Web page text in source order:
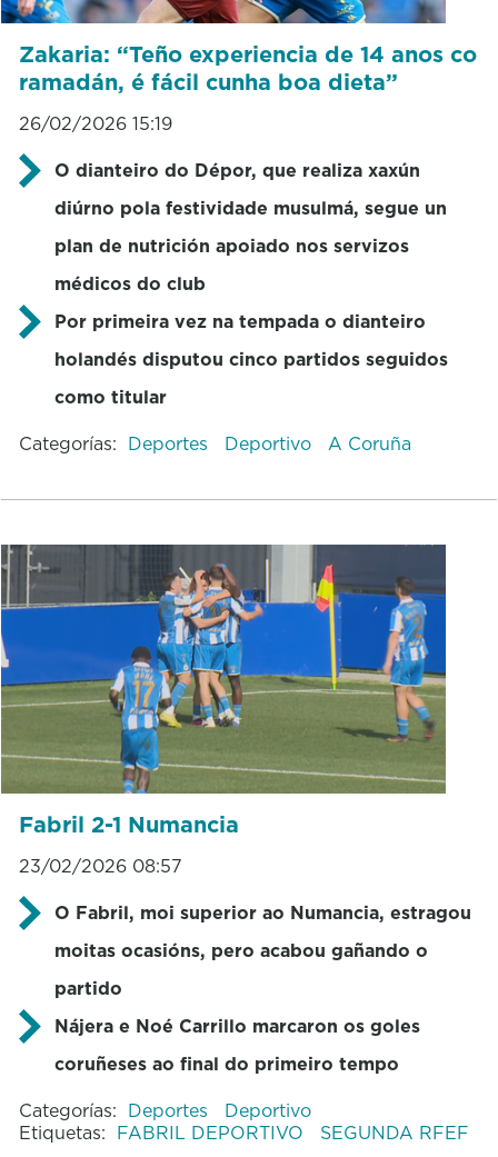
Zakaria: “Teño experiencia de 14 anos co
ramadán, é fácil cunha boa dieta”
26/02/2026 15:19
O dianteiro do Dépor, que realiza xaxún
diúrno pola festividade musulmá, segue un
plan de nutrición apoiado nos servizos
médicos do club
Por primeira vez na tempada o dianteiro
holandés disputou cinco partidos seguidos
como titular
Categorías: Deportes Deportivo A Coruña
Fabril 2-1 Numancia
23/02/2026 08:57
O Fabril, moi superior ao Numancia, estragou
moitas ocasións, pero acabou gañando o
partido
Nájera e Noé Carrillo marcaron os goles
coruñeses ao final do primeiro tempo
Categorías: Deportes
Deportivo
Etiquetas: FABRIL DEPORTIVO SEGUNDA RFEF